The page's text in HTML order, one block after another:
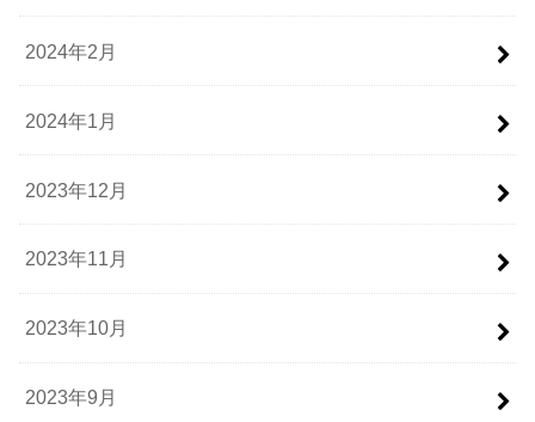
2024年2月
2024年1月
2023年12月
2023年11月
2023年10月
2023年9月